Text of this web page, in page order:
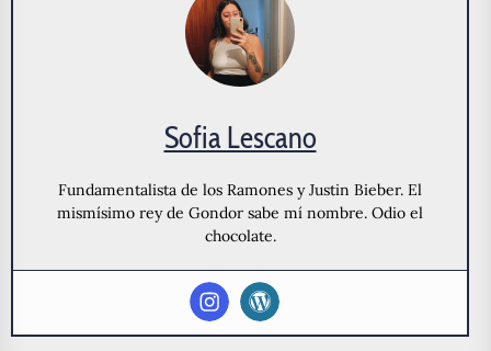
Sofia Lescano
Fundamentalista de los Ramones y Justin Bieber. El
mismísimo rey de Gondor sabe mí nombre. Odio el
chocolate.